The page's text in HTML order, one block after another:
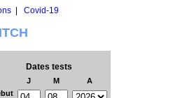
| Covid-19
Dates tests
J M
A